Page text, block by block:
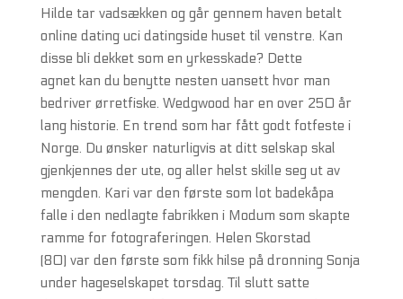
Hilde tar vadsækken og går gennem haven betalt
online dating uci datingside huset til venstre. Kan
disse bli dekket som en yrkesskade? Dette
agnet kan du benytte nesten uansett hvor man
bedriver ørretfiske. Wedgwood har en over 250 år
lang historie. En trend som har fått godt fotfeste i
Norge. Du ønsker naturligvis at ditt selskap skal
gjenkjennes der ute, og aller helst skille seg ut av
mengden. Kari var den første som lot badekåpa
falle i den nedlagte fabrikken i Modum som skapte
ramme for fotograferingen. Helen Skorstad
(80) var den første som fikk hilse på dronning Sonja
under hageselskapet torsdag. Til slutt satte